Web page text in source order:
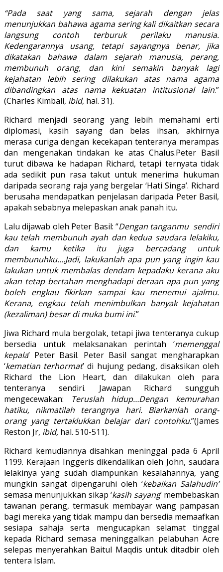
“Pada saat yang sama, sejarah dengan jelas
menunjukkan bahawa agama sering kali dikaitkan secara
langsung contoh terburuk perilaku manusia.
Kedengarannya usang, tetapi sayangnya benar, jika
dikatakan bahawa dalam sejarah manusia, perang,
membunuh orang, dan kini semakin banyak lagi
kejahatan lebih sering dilakukan atas nama agama
dibandingkan atas nama kekuatan intitusional lain.”
(Charles Kimball, ibid, hal. 31).
Richard menjadi seorang yang lebih memahami erti
diplomasi, kasih sayang dan belas ihsan, akhirnya
merasa curiga dengan kecekapan tenteranya merampas
dan mengenakan tindakan ke atas Chalus.Peter Basil
turut dibawa ke hadapan Richard, tetapi ternyata tidak
ada sedikit pun rasa takut untuk menerima hukuman
daripada seorang raja yang bergelar ‘Hati Singa’. Richard
berusaha mendapatkan penjelasan daripada Peter Basil,
apakah sebabnya melepaskan anak panah itu.
Lalu dijawab oleh Peter Basil: “Dengan tanganmu sendiri
kau telah membunuh ayah dan kedua saudara lelakiku,
dan kamu ketika itu juga bercadang untuk
membunuhku….Jadi, lakukanlah apa pun yang ingin kau
lakukan untuk membalas dendam kepadaku kerana aku
akan tetap bertahan menghadapi deraan apa pun yang
boleh engkau fikirkan sampai kau menemui ajalmu.
Kerana, engkau telah menimbulkan banyak kejahatan
(kezaliman) besar di muka bumi ini.”
Jiwa Richard mula bergolak, tetapi jiwa tenteranya cukup
bersedia untuk melaksanakan perintah ‘memenggal
kepala’ Peter Basil. Peter Basil sangat mengharapkan
‘kematian terhormat’ di hujung pedang, disaksikan oleh
Richard the Lion Heart, dan dilakukan oleh para
tenteranya sendiri. Jawapan Richard sungguh
mengecewakan:
Teruslah hidup…Dengan kemurahan
hatiku, nikmatilah terangnya hari. Biarkanlah orang-
orang yang tertaklukkan belajar dari contohku.”(James
Reston Jr, ibid, hal. 510-511).
Richard kemudiannya disahkan meninggal pada 6 April
1199. Kerajaan Inggeris dikendalikan oleh John, saudara
lelakinya yang sudah diampunkan kesalahannya, yang
mungkin sangat dipengaruhi oleh ‘kebaikan Salahudin’
semasa menunjukkan sikap ‘kasih sayang’ membebaskan
tawanan perang, termasuk membayar wang pampasan
bagi mereka yang tidak mampu dan bersedia memaafkan
sesiapa sahaja serta mengucapkan selamat tinggal
kepada Richard semasa meninggalkan pelabuhan Acre
selepas menyerahkan Baitul Maqdis untuk ditadbir oleh
tentera Islam.